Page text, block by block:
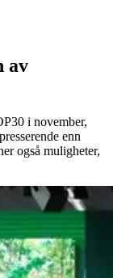
av
i november,
enn
også muligheter,